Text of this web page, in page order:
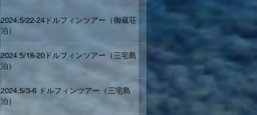
2024.5/22-24ドルフィンツアー（御蔵荘
泊）
2024.5/18-20ドルフィンツアー（三宅島
泊）
2024.5/3-6 ドルフィンツアー（三宅島
泊）